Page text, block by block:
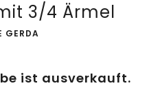
3/4 Ärmel
GERDA
ist ausverkauft.